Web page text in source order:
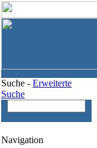
Suche - Erweiterte
Suche
Navigation